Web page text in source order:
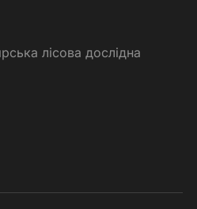
лісова дослідна